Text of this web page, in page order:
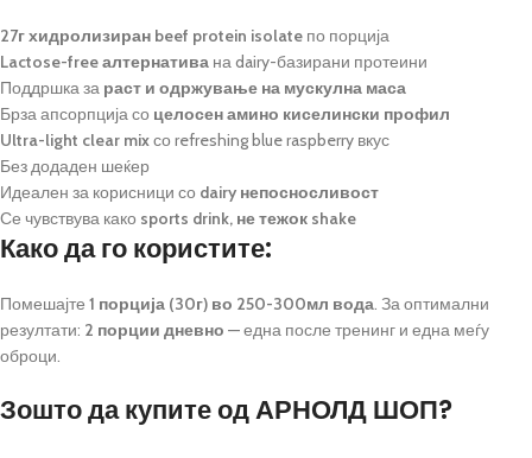
27г хидролизиран beef protein isolate по порција
Lactose-free алтернатива на dairy-базирани протеини
Поддршка за раст и одржување на мускулна маса
Брза апсорпција со целосен амино киселински профил
Ultra-light clear mixсо refreshing blue raspberry вкус
Без додаден шеќер
Идеален за корисници со dairy непосносливост
Се чувствува како sports drink, не тежок shake
Како да го користите:
Помешајте 1 порција (30г) во 250-300мл вода. За оптимални
резултати: 2 порции дневно — една после тренинг и една меѓу
оброци.
Зошто да купите од АРНОЛД ШОП?